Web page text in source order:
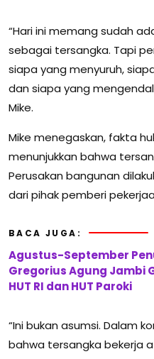
“Hari ini memang sudah
sebagai tersangka. Tapi
siapa yang menyuruh,
dan siapa yang
Mike.
Mike menegaskan, fakta
menunjukkan bahwa
Perusakan bangunan
dari pihak pemberi
BACA JUGA:
Agustus-September
Gregorius Agung Jambi
HUT RI dan HUT Paroki
“Ini bukan asumsi. Dalam
bahwa tersangka bekerja